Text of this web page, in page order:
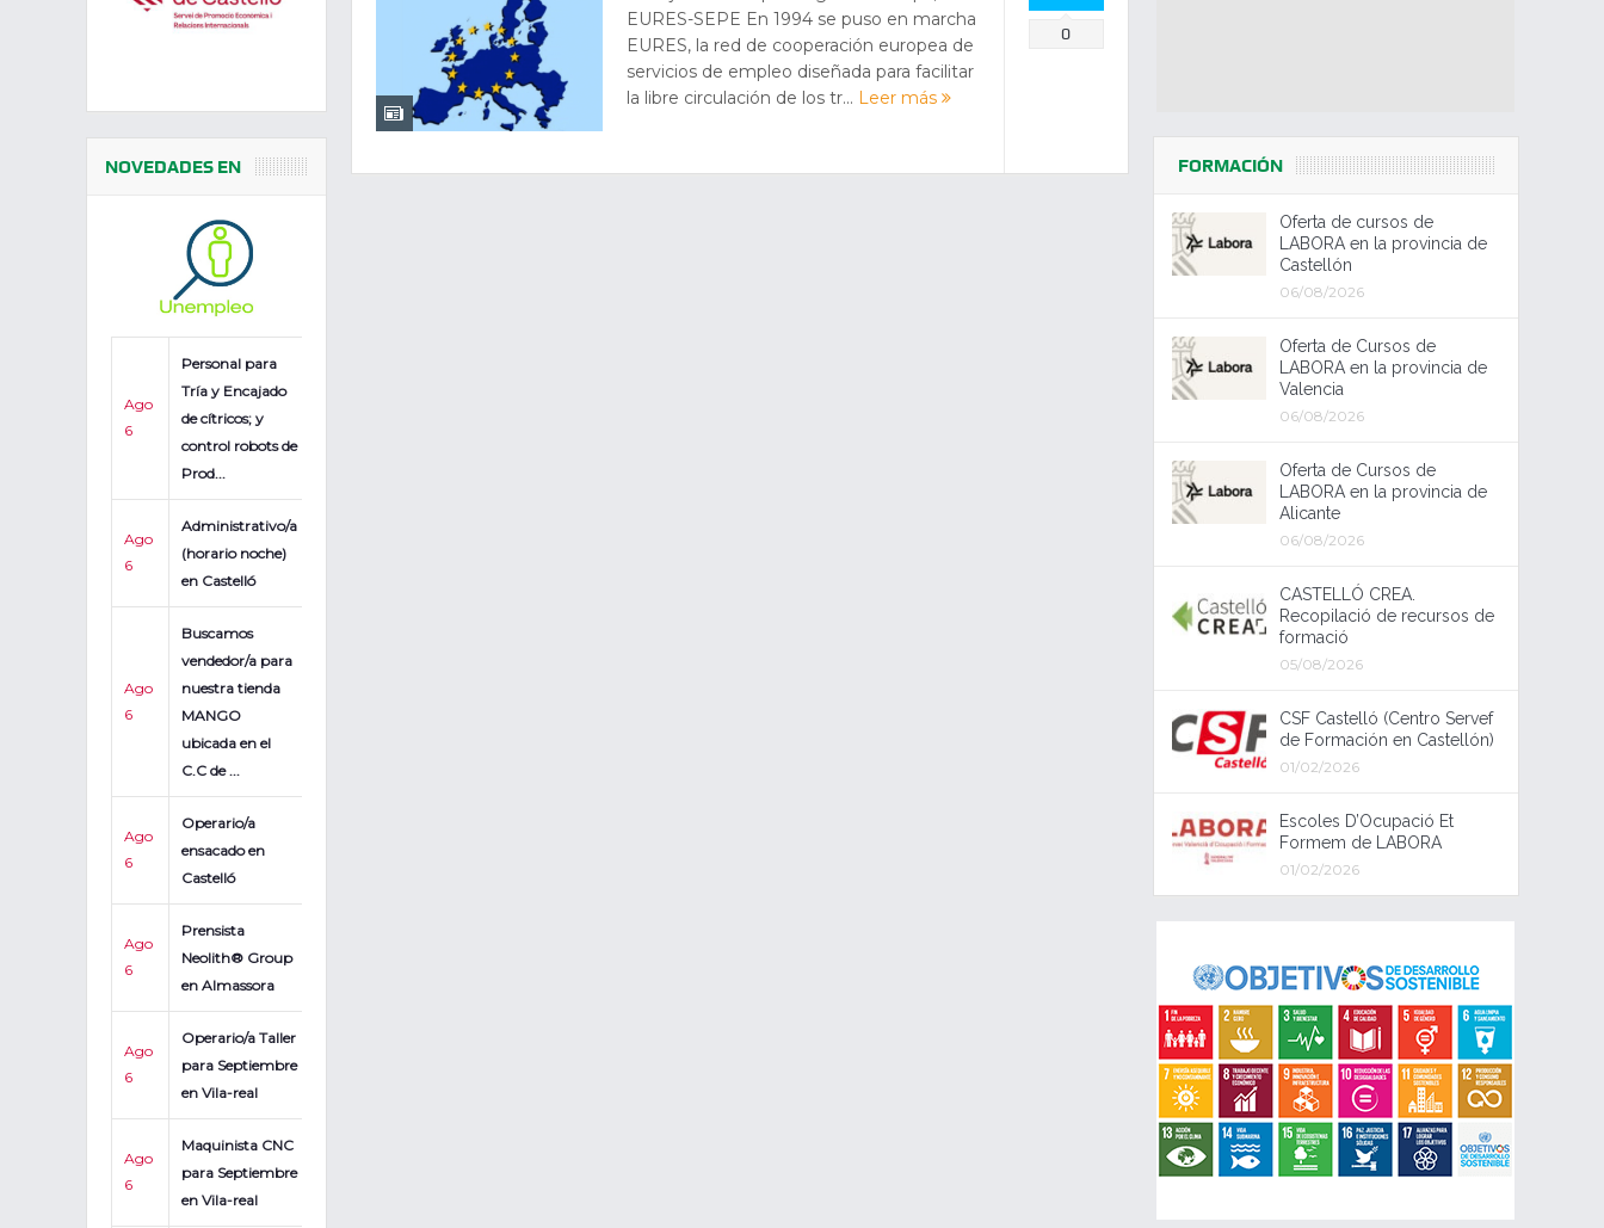
EURES-SEPE En 1994 se puso en marcha
EURES, la red de cooperación europea de
servicios de empleo diseñada para facilitar
la libre circulación de los tr... Leer más
0
NOVEDADES EN
Ago
6
Personal para
Tría y Encajado
de cítricos; y
control robots de
Prod...
Ago
6
Administrativo/a
(horario noche)
en Castelló
Ago
6
Buscamos
vendedor/a para
nuestra tienda
MANGO
ubicada en el
C.C de ...
Ago
6
Operario/a
ensacado en
Castelló
Ago
6
Prensista
Neolith® Group
en Almassora
Ago
6
Operario/a Taller
para Septiembre
en Vila-real
Ago
6
Maquinista CNC
para Septiembre
en Vila-real
FORMACIÓN
Oferta de cursos de
LABORA en la provincia de
Castellón
06/08/2026
Oferta de Cursos de
LABORA en la provincia de
Valencia
06/08/2026
Oferta de Cursos de
LABORA en la provincia de
Alicante
06/08/2026
CASTELLÓ CREA.
Recopilació de recursos de
formació
05/08/2026
CSF Castelló (Centro Servef
de Formación en Castellón)
01/02/2026
Escoles D’Ocupació Et
Formem de LABORA
01/02/2026